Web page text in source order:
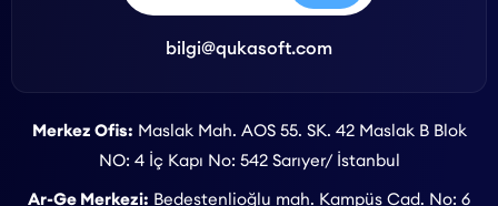
bilgi@qukasoft.com
Merkez Ofis: Maslak Mah. AOS 55. SK. 42 Maslak B Blok
NO: 4 İç Kapı No: 542 Sarıyer/ İstanbul
Ar-Ge Merkezi: Bedestenlioğlu mah. Kampüs Cad. No: 6